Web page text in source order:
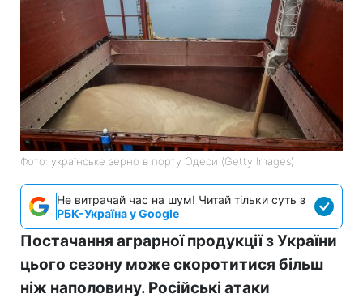
Фото: українське зерно в порту Одеси (Getty Images)
Не витрачай час на шум! Читай тільки суть з
РБК-Україна у Google
Постачання аграрної продукції з України
цього сезону може скоротитися більш
ніж наполовину. Російські атаки